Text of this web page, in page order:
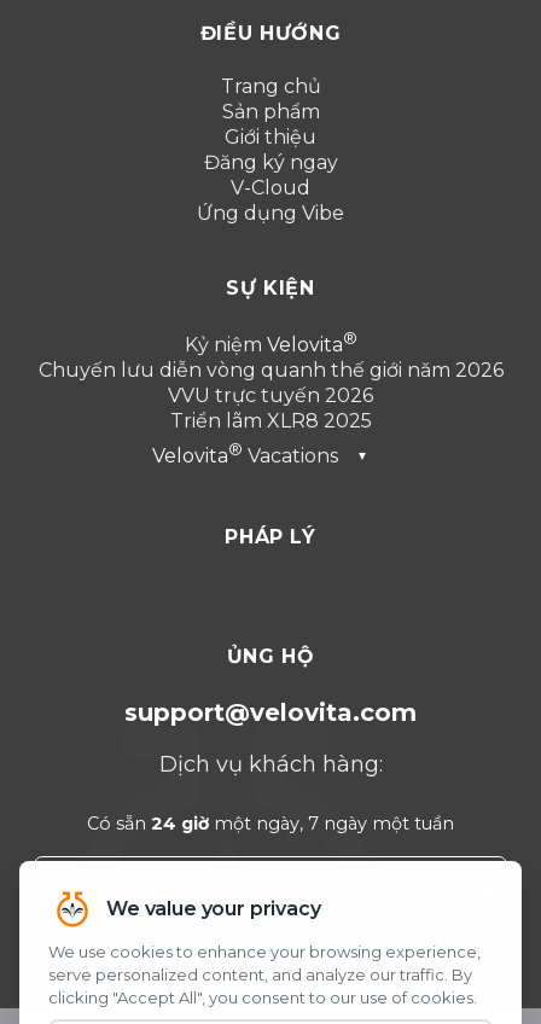
ĐIỀU HƯỚNG
Trang chủ
Sản phẩm
Giới thiệu
Đăng ký ngay
V-Cloud
Ứng dụng Vibe
SỰ KIỆN
Kỷ niệm Velovita
Chuyến lưu diễn vòng quanh thế giới năm 2026
VVU trực tuyến 2026
Triển lãm XLR8 2025
Velovita
Vacations ▼
Thổ Nhĩ Kỳ 2025
PHÁP LÝ
ỦNG HỘ
support@velovita.com
Dịch vụ khách hàng:
Có sẵn 24 giờ một ngày, 7 ngày một tuần
WhatsApp!